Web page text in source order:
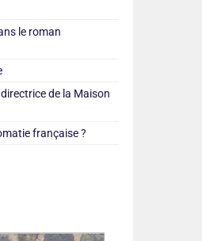
le roman
de la Maison
française ?